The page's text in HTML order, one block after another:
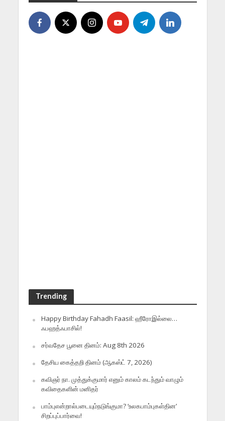
Trending
Happy Birthday Fahadh Faasil: ஹீரோஇல்லை…
ஃபஹத்ஃபாசில்!
சர்வதேச பூனை தினம்: Aug 8th 2026
தேசிய கைத்தறி தினம் (ஆகஸ்ட் 7, 2026)
கவிஞர் நா. முத்துக்குமார் எனும் காலம் கடந்தும் வாழும்
கவிதைகளின் மனிதர்
பாம்புஎன்றால்படையும்நடுங்குமா? ‘உலகபாம்புகள்தின’
சிறப்புப்பார்வை!